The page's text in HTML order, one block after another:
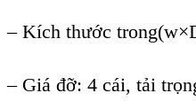
– Kích thước
– Giá đỡ: 4 cái, tải